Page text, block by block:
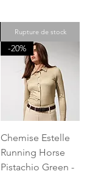
Rupture de stock
-20%
Chemise Estelle
Running Horse
Pistachio Green -